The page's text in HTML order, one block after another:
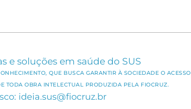
e soluções em saúde do SUS
QUE BUSCA GARANTIR À SOCIEDADE O
TODA OBRA INTELECTUAL PRODUZIDA PELA FIOCRUZ.
ideia.sus@fiocruz.br